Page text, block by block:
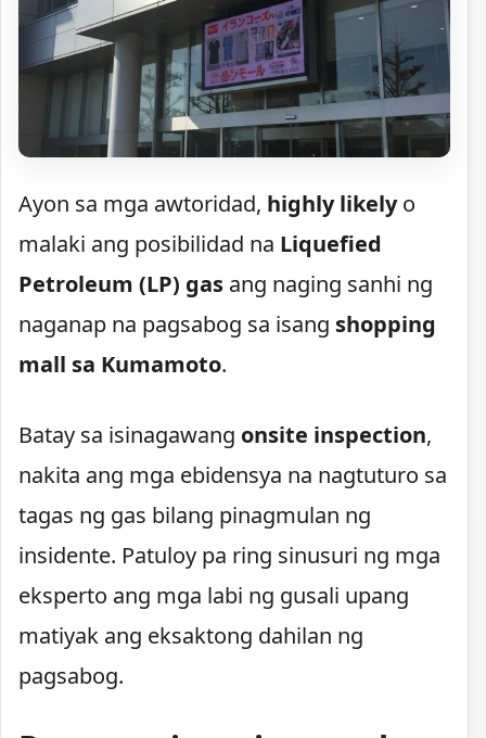
Ayon sa mga awtoridad, highly likelyo
malaki ang posibilidad na Liquefied
Petroleum (LP) gas ang naging sanhi ng
naganap na pagsabog sa isang shopping
mall sa Kumamoto.
Batay sa isinagawang onsite inspection,
nakita ang mga ebidensya na nagtuturo sa
tagas ng gas bilang pinagmulan ng
insidente. Patuloy pa ring sinusuri ng mga
eksperto ang mga labi ng gusali upang
matiyak ang eksaktong dahilan ng
pagsabog.